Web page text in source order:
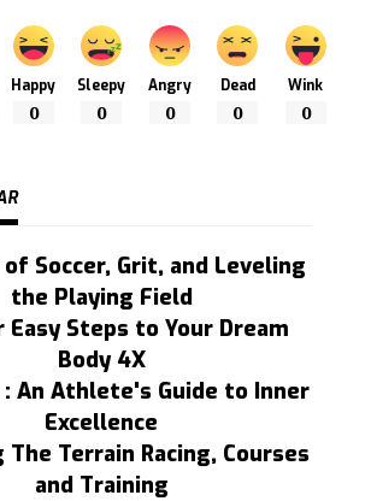
Happy
0
Sleepy
0
Angry
0
Dead
0
Wink
0
Soccer, Grit, and Leveling
the Playing Field
Easy Steps to Your Dream
Body 4X
: An Athlete's Guide to Inner
Excellence
Terrain Racing, Courses
and Training